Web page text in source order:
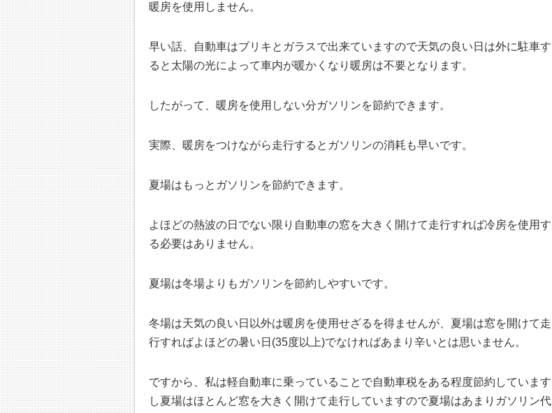
暖房を使用しません。
早い話、自動車はブリキとガラスで出来ていますので天気の良い日は外に駐車す
ると太陽の光によって車内が暖かくなり暖房は不要となります。
したがって、暖房を使用しない分ガソリンを節約できます。
実際、暖房をつけながら走行するとガソリンの消耗も早いです。
夏場はもっとガソリンを節約できます。
よほどの熱波の日でない限り自動車の窓を大きく開けて走行すれば冷房を使用す
る必要はありません。
夏場は冬場よりもガソリンを節約しやすいです。
冬場は天気の良い日以外は暖房を使用せざるを得ませんが、夏場は窓を開けて走
行すればよほどの暑い日(35度以上)でなければあまり辛いとは思いません。
ですから、私は軽自動車に乗っていることで自動車税をある程度節約しています
し夏場はほとんど窓を大きく開けて走行していますので夏場はあまりガソリン代